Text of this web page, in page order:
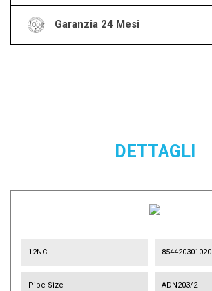
Garanzia 24 Mesi
DETTAGLI
12NC 854420301020
Pipe Size ADN203/2